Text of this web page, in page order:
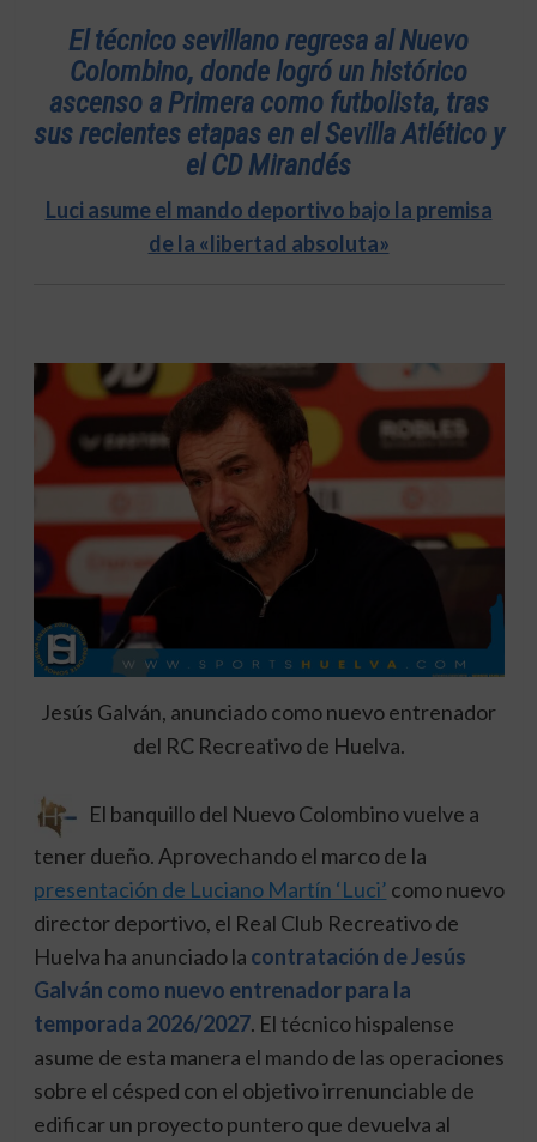
El técnico sevillano regresa al Nuevo
Colombino, donde logró un histórico
ascenso a Primera como futbolista, tras
sus recientes etapas en el Sevilla Atlético y
el CD Mirandés
Luci asume el mando deportivo bajo la premisa
de la «libertad absoluta»
Jesús Galván, anunciado como nuevo entrenador
del RC Recreativo de Huelva.
El banquillo del Nuevo Colombino vuelve a
tener dueño. Aprovechando el marco de la
presentación de Luciano Martín ‘Luci’ como nuevo
director deportivo, el Real Club Recreativo de
Huelva ha anunciado la contratación de Jesús
Galván como nuevo entrenador para la
temporada 2026/2027. El técnico hispalense
asume de esta manera el mando de las operaciones
sobre el césped con el objetivo irrenunciable de
edificar un proyecto puntero que devuelva al